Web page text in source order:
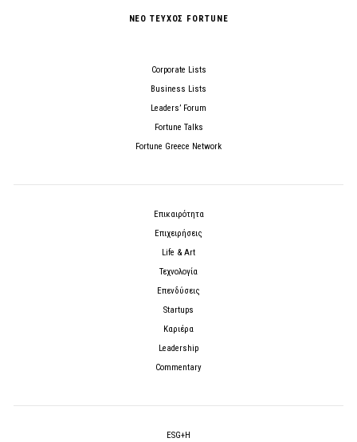
ΝΕΟ ΤΕΥΧΟΣ FORTUNE
Corporate Lists
Business Lists
Leaders’ Forum
Fortune Talks
Fortune Greece Network
Επικαιρότητα
Επιχειρήσεις
Life & Art
Τεχνολογία
Επενδύσεις
Startups
Καριέρα
Leadership
Commentary
ESG+H